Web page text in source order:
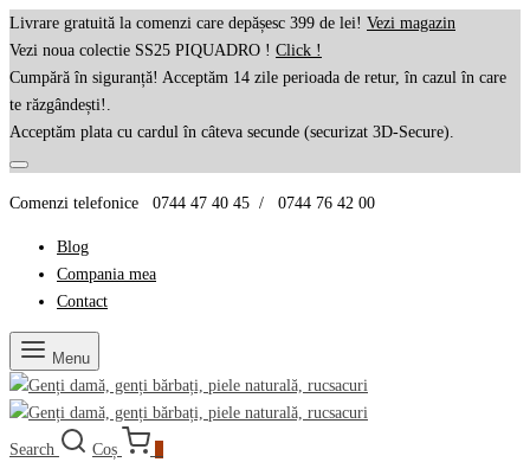
Livrare gratuită la comenzi care depășesc 399 de lei! Vezi magazin
Vezi noua colectie SS25 PIQUADRO ! Click !
Cumpără în siguranță! Acceptăm 14 zile perioada de retur, în cazul în care
te răzgândești!.
Acceptăm plata cu cardul în câteva secunde (securizat 3D-Secure).
Comenzi telefonice 0744 47 40 45 / 0744 76 42 00
Blog
Compania mea
Contact
Menu
Search Coș